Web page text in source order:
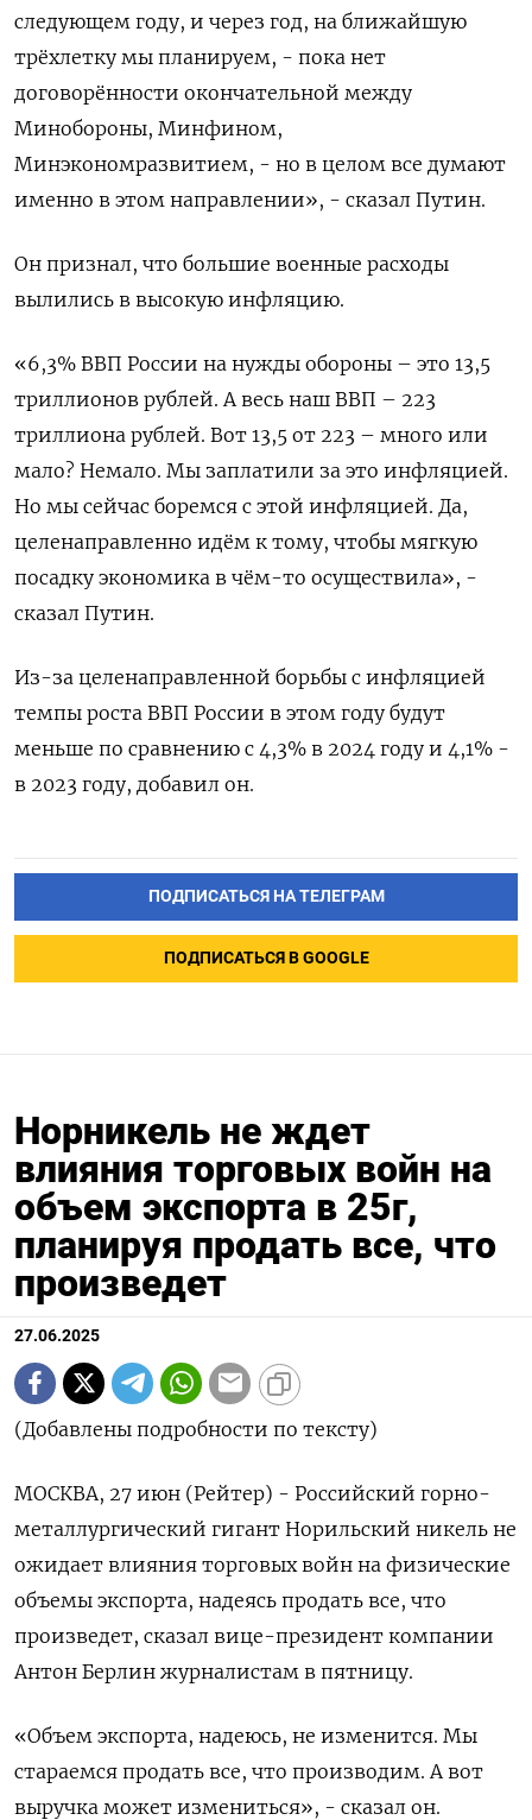
следующем году, и через год, на ближайшую
трёхлетку мы планируем, - пока нет
договорённости окончательной между
Минобороны, Минфином,
Минэкономразвитием, - но в целом все думают
именно в этом направлении», - сказал Путин.
Он признал, что большие военные расходы
вылились в высокую инфляцию.
«6,3% ВВП России на нужды обороны – это 13,5
триллионов рублей. А весь наш ВВП – 223
триллиона рублей. Вот 13,5 от 223 – много или
мало? Немало. Мы заплатили за это инфляцией.
Но мы сейчас боремся с этой инфляцией. Да,
целенаправленно идём к тому, чтобы мягкую
посадку экономика в чём-то осуществила», -
сказал Путин.
Из-за целенаправленной борьбы с инфляцией
темпы роста ВВП России в этом году будут
меньше по сравнению с 4,3% в 2024 году и 4,1% -
в 2023 году, добавил он.
ПОДПИСАТЬСЯ НА ТЕЛЕГРАМ
ПОДПИСАТЬСЯ В GOOGLE
Норникель не ждет
влияния торговых войн на
объем экспорта в 25г,
планируя продать все, что
произведет
27.06.2025
(Добавлены подробности по тексту)
МОСКВА, 27 июн (Рейтер) - Российский горно-
металлургический гигант Норильский никель не
ожидает влияния торговых войн на физические
объемы экспорта, надеясь продать все, что
произведет, сказал вице-президент компании
Антон Берлин журналистам в пятницу.
«Объем экспорта, надеюсь, не изменится. Мы
стараемся продать все, что производим. А вот
выручка может измениться», - сказал он.